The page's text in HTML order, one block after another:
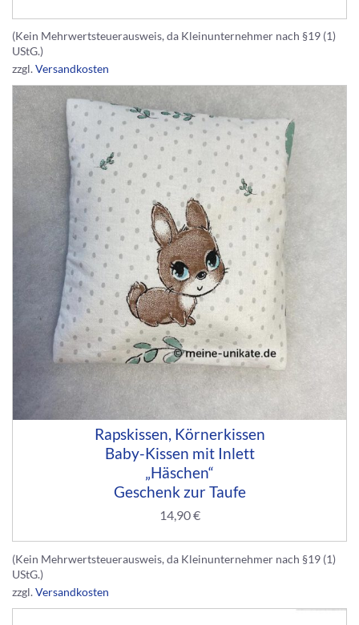
(Kein Mehrwertsteuerausweis, da Kleinunternehmer nach §19 (1)
UStG.)
zzgl.Versandkosten
Rapskissen, Körnerkissen
Baby-Kissen mit Inlett
„Häschen“
Geschenk zur Taufe
14,90€
(Kein Mehrwertsteuerausweis, da Kleinunternehmer nach §19 (1)
UStG.)
zzgl.Versandkosten